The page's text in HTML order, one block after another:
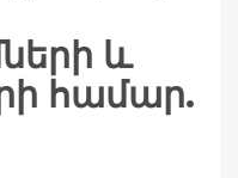
և
համար.